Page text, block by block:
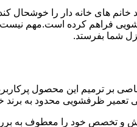
خانم های خانه دار را
فراهم کرده است.مهم
شما بفرستد.
بر ترمیم این محصول
تعمیر ظرفشویی محدود به
و تخصص خود را معطوف به